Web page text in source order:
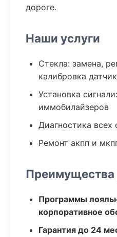
дороге.
Наши услуги
Стекла: замена,
калибровка
Установка
иммобилайзеров
Диагностика
Ремонт акпп и
Преимущества
Программы
корпоративное
Гарантия до 24